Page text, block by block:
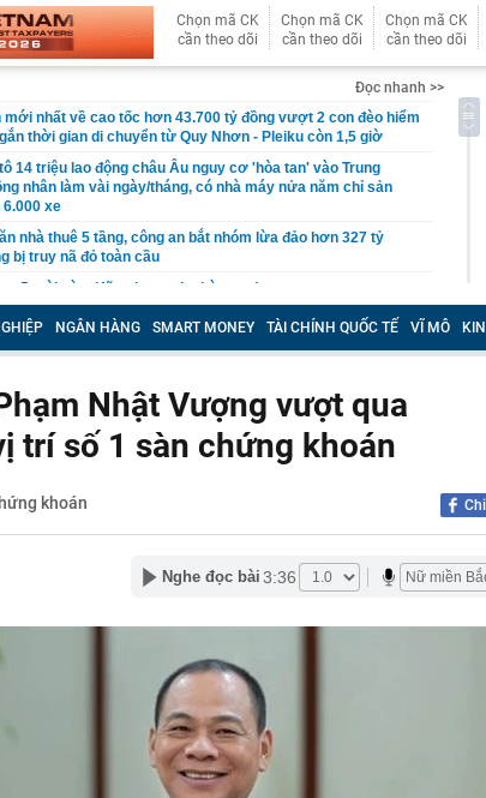
Chọn mã CK
cần theo dõi
Chọn mã CK
cần theo dõi
Chọn mã CK
cần theo dõi
Đọc nhanh >>
mới nhất về cao tốc hơn 43.700 tỷ đồng vượt 2 con đèo hiểm
thời gian di chuyển từ Quy Nhơn - Pleiku còn 1,5 giờ
14 triệu lao động châu Âu nguy cơ 'hòa tan' vào Trung
nhân làm vài ngày/tháng, có nhà máy nửa năm chỉ sản
xe
nhà thuê 5 tầng, công an bắt nhóm lừa đảo hơn 327 tỷ
bị truy nã đỏ toàn cầu
5 mùi này: Hãy xịt quanh nhà ngay!
Thường trực Phạm Gia Túc: Sửa đổi 3 luật trong lĩnh
hàng nhằm hoàn thiện thể chế, khắc phục khoảng trống pháp
nhân viên tại Vietcombank, VietinBank, BIDV và Agribank
nửa đầu năm 2026
có 1 vùng đất sở hữu Di sản Thế giới đầu tiên của Đông Nam
"Oscar của ngành du lịch" đề cử, là nơi tỷ phú Xuân
áp dụng tùy nghi "tỷ lệ an toàn khác" đối với ngân hàng
bằng 14% của VNPT, sau hơn 4 năm, lợi nhuận của Viettel
dùng lẫn lộn tài khoản: Người bán online đối mặt rủi ro
đại học top đầu về kinh tế, công nghiệp, nghệ thuật... đồng
sát xây cơ sở mới tại xã cách trung tâm Hà Nội 20km, có
số 5 đi qua
cao từ cho vay tiêu dùng theo phương thức thấu chi tài
NGÂN HÀNG SMART MONEY TÀI CHÍNH QUỐC TẾ VĨ MÔ
Nhật Vượng vượt qua
trí số 1 sàn chứng khoán
khoán
Nghe đọc bài 3:36